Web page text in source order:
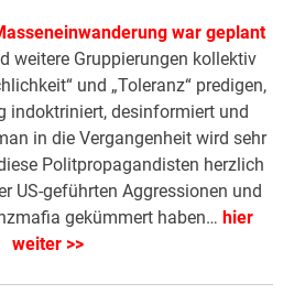
war geplant
weitere Gruppierungen kollektiv
und „Toleranz“ predigen,
indoktriniert, desinformiert und
in die Vergangenheit wird sehr
Politpropagandisten herzlich
US-geführten Aggressionen und
gekümmert haben… hier
weiter >>